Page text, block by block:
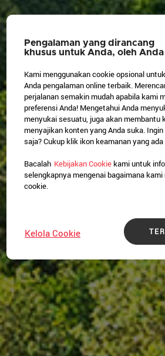
Pengalaman yang dirancang
khusus untuk Anda, oleh Anda
Kami menggunakan cookie opsional
Anda pengalaman online terbaik.
perjalanan semakin mudah apabila kami
preferensi Anda! Mengetahui Anda
menyukai sesuatu, juga akan membantu
menyajikan konten yang Anda suka.
saja? Cukup klik ikon keamanan yang ada
Bacalah Kebijakan Cookie kami untuk
selengkapnya mengenai bagaimana
cookie.
Kelola Cookie